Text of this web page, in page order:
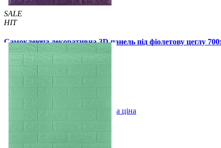
SALE
HIT
Самоклеюча декоративна 3D панель під фіолетову цеглу
140 грн. /шт 150 грн. /шт
1 відгуків
Купити В закладки Оптова ціна